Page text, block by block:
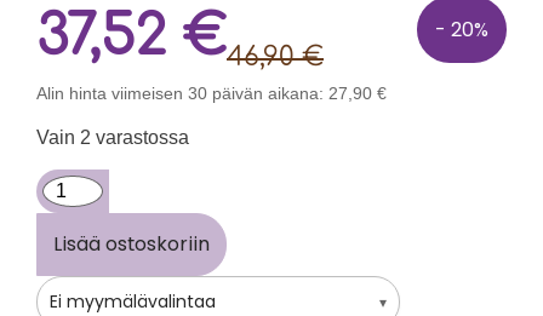
46,90€
37,52 €
Alin hinta viimeisen 30 päivän aikana: 27,90 €
- 20%
Vain 2 varastossa
Lisää ostoskoriin
Ei myymälävalintaa ▾